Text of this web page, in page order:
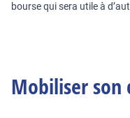
bourse qui sera utile à
Mobiliser son